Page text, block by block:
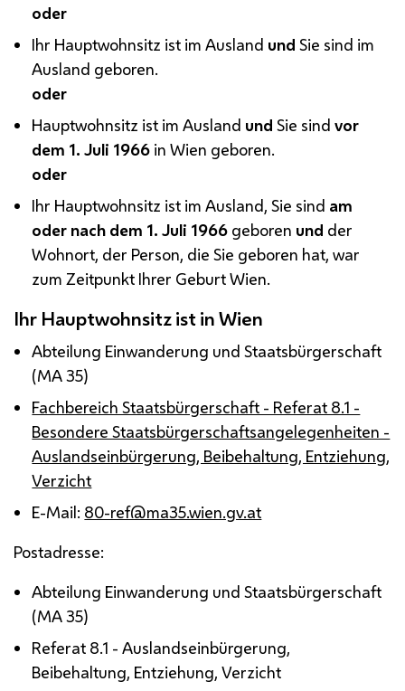
oder
Ihr Hauptwohnsitz ist im Ausland und Sie sind im
Ausland geboren.
oder
Hauptwohnsitz ist im Ausland und Sie sindvor
dem 1. Juli 1966 in Wien geboren.
oder
Ihr Hauptwohnsitz ist im Ausland, Sie sind am
oder nach dem 1. Juli 1966 geboren und der
Wohnort, der Person, die Sie geboren hat, war
zum Zeitpunkt Ihrer Geburt Wien.
Ihr Hauptwohnsitz ist in Wien
Abteilung Einwanderung und Staatsbürgerschaft
(MA35)
Fachbereich Staatsbürgerschaft - Referat 8.1 -
Besondere Staatsbürgerschaftsangelegenheiten -
Auslandseinbürgerung, Beibehaltung, Entziehung,
Verzicht
E-Mail: 80-ref@ma35.wien.gv.at
Postadresse:
Abteilung Einwanderung und Staatsbürgerschaft
(MA35)
Referat 8.1 - Auslandseinbürgerung,
Beibehaltung, Entziehung, Verzicht